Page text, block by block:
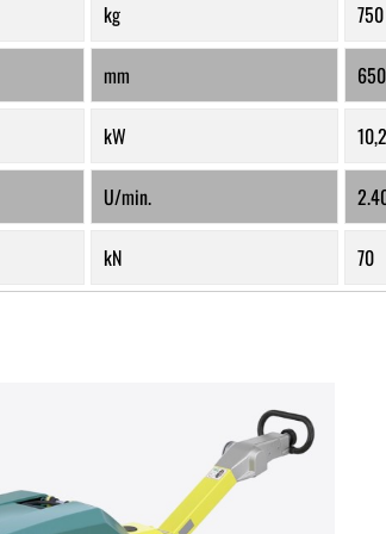
kg 750
mm
kW 10,2
U/min.
kN 70